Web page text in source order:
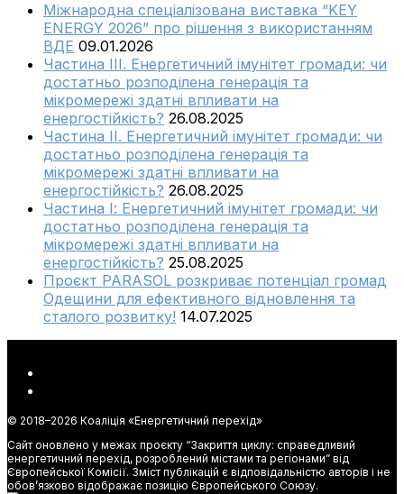
Міжнародна спеціалізована виставка “KEY
ENERGY 2026” про рішення з використанням
ВДЕ 09.01.2026
Частина ІІІ. Енергетичний імунітет громади: чи
достатньо розподілена генерація та
мікромережі здатні впливати на
енергостійкість? 26.08.2025
Частина ІІ. Енергетичний імунітет громади: чи
достатньо розподілена генерація та
мікромережі здатні впливати на
енергостійкість? 26.08.2025
Частина І: Енергетичний імунітет громади: чи
достатньо розподілена генерація та
мікромережі здатні впливати на
енергостійкість? 25.08.2025
Проєкт PARASOL розкриває потенціал громад
Одещини для ефективного відновлення та
сталого розвитку! 14.07.2025
© 2018–2026 Коаліція «Енергетичний перехід»
Сайт оновлено у межах проєкту “Закриття циклу: справедливий
енергетичний перехід, розроблений містами та регіонами” від
Європейської Комісії. Зміст публікацій є відповідальністю авторів і не
обов’язково відображає позицію Європейського Союзу.